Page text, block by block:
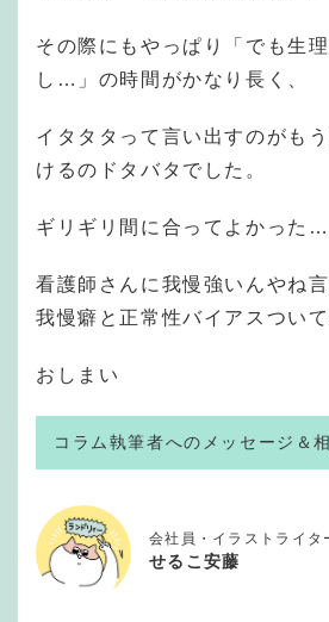
その際にもやっぱり「でも生
し…」の時間がかなり長く、
イタタタって言い出すのがも
けるのドタバタでした。
ギリギリ間に合ってよかった…
看護師さんに我慢強いんやね
我慢癖と正常性バイアスついて
おしまい
コラム執筆者へのメッセージ＆
会社員・イラストライタ
せるこ安藤